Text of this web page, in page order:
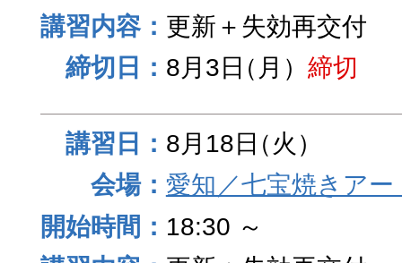
更新＋失効再交付
8月3日（月） 締切
8月18日（火）
愛知／七宝焼きア
18:30 ～